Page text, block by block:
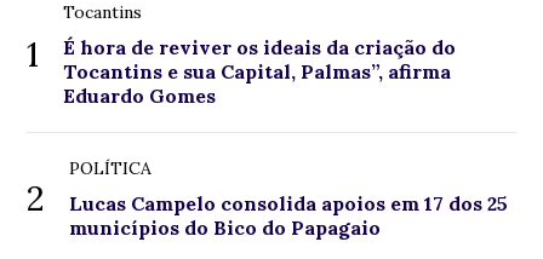
1
Tocantins
É hora de reviver os ideais da criação do
Tocantins e sua Capital, Palmas”, afirma
Eduardo Gomes
2
POLÍTICA
Lucas Campelo consolida apoios em 17 dos 25
municípios do Bico do Papagaio